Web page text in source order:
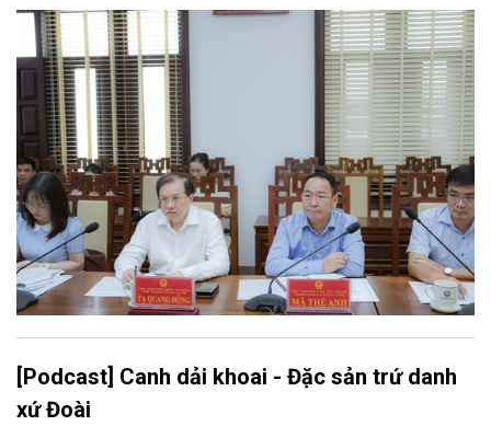
[Podcast] Canh dải khoai - Đặc sản trứ danh
xứ Đoài